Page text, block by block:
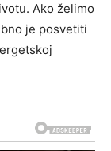
Ako želimo
je posvetiti